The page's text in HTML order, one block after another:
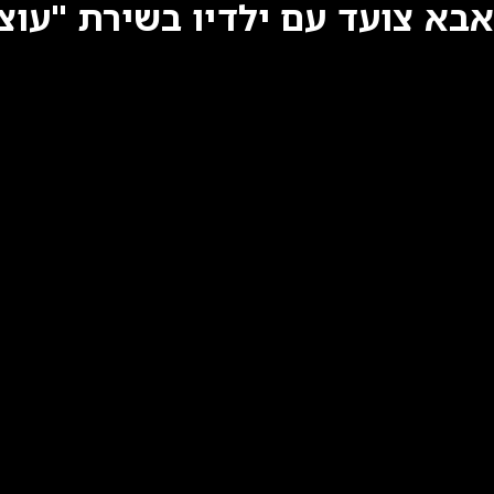
אבא צועד עם ילדיו בשירת